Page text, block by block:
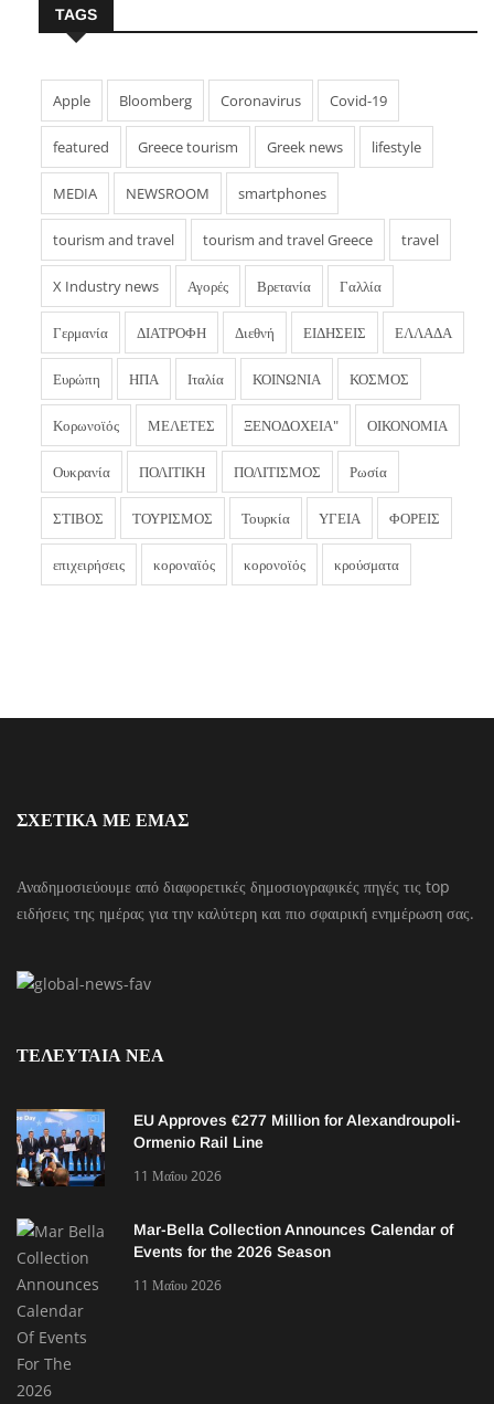
TAGS
Apple Bloomberg Coronavirus Covid-19
featured Greece tourism Greek news lifestyle
MEDIA NEWSROOM smartphones
tourism and travel tourism and travel Greece travel
X Industry news Αγορές Βρετανία Γαλλία
Γερμανία ΔΙΑΤΡΟΦΗ Διεθνή ΕΙΔΗΣΕΙΣ ΕΛΛΑΔΑ
Ευρώπη ΗΠΑ Ιταλία ΚΟΙΝΩΝΙΑ ΚΟΣΜΟΣ
Κορωνοϊός ΜΕΛΕΤΕΣ ΞΕΝΟΔΟΧΕΙΑ" ΟΙΚΟΝΟΜΙΑ
Ουκρανία ΠΟΛΙΤΙΚΗ ΠΟΛΙΤΙΣΜΟΣ Ρωσία
ΣΤΙΒΟΣ ΤΟΥΡΙΣΜΟΣ Τουρκία ΥΓΕΙΑ ΦΟΡΕΙΣ
επιχειρήσεις κοροναϊός κορονοϊός κρούσματα
ΣΧΕΤΙΚΑ ΜΕ ΕΜΑΣ
Αναδημοσιεύουμε από διαφορετικές δημοσιογραφικές πηγές τις top
ειδήσεις της ημέρας για την καλύτερη και πιο σφαιρική ενημέρωση σας.
ΤΕΛΕΥΤΑΙΑ ΝΕΑ
EU Approves €277 Million for Alexandroupoli-
Ormenio Rail Line
11 Μαΐου 2026
Mar-Bella Collection Announces Calendar of
Events for the 2026 Season
11 Μαΐου 2026